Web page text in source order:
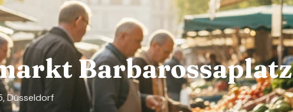
Barbarossaplatz
Düsseldorf